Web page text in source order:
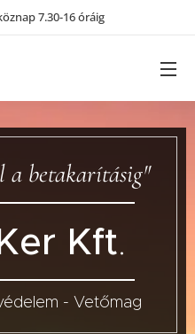
7.30-16 óráig
a betakarításig"
Kft.
- Vetőmag